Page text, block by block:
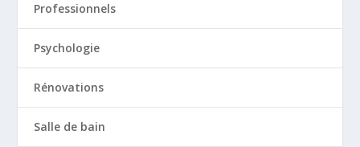
Professionnels
Psychologie
Rénovations
Salle de bain